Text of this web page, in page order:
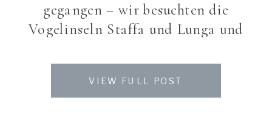
gegangen – wir besuchten die
Vogelinseln Staffa und Lunga und
Stunden lang beobachten. Leider
war der Aufenthalt nur 2 Stunden
VIEW FULL POST